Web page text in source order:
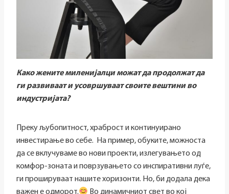
Како жените миленијалци можат да продолжат да
ги развиваат и усовршуваат своите вештини во
индустријата?
Преку љубопитност, храброст и континуирано
инвестирање во себе. На пример, обуките, можноста
да се вклучуваме во нови проекти, излегувањето од
комфор-зоната и поврзувањето со инспиративни луѓе,
ги прошируваат нашите хоризонти. Но, би додала дека
важен е одморот.
Во динамичниот свет во кој